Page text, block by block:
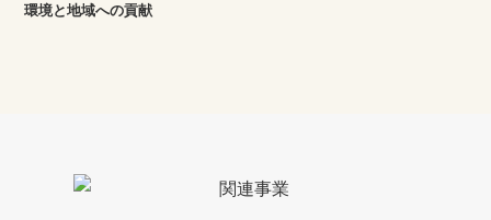
環境と地域への貢献